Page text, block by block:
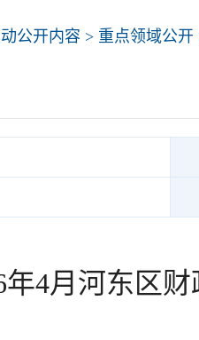
公开内容 > 重点领域公开
年4月河东区